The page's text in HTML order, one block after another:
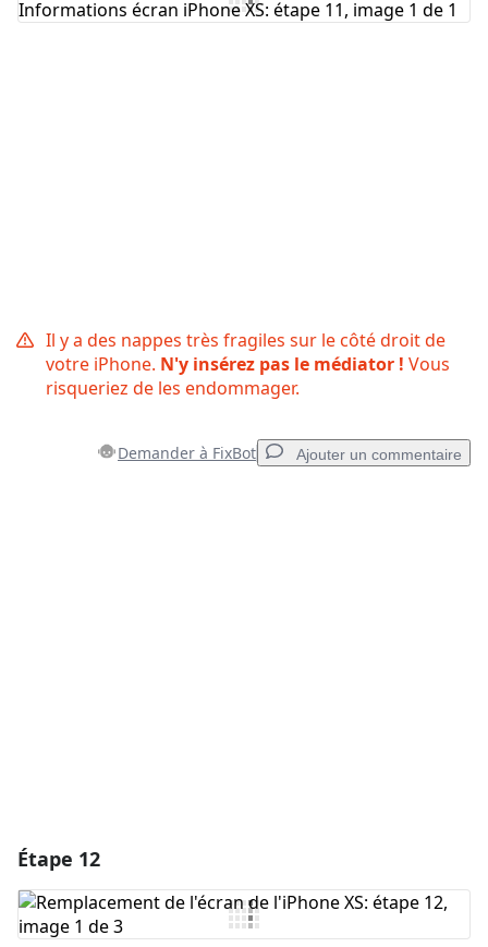
Il y a des nappes très fragiles sur le côté droit de
votre iPhone. N'y insérez pas le médiator ! Vous
risqueriez de les endommager.
Demander à FixBot Ajouter un commentaire
Étape 12